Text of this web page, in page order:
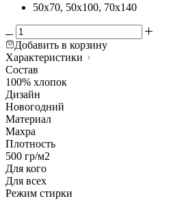
50х70, 50х100, 70х140
Добавить в корзину
Характеристики
Состав
100% хлопок
Дизайн
Новогодний
Материал
Махра
Плотность
500 гр/м2
Для кого
Для всех
Режим стирки